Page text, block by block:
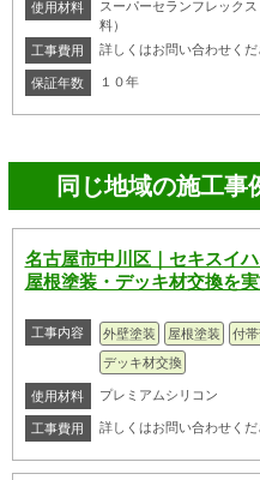
使用材料
スーパーセランフレック
料）
工事費用
詳しくはお問い合わせくだ
保証年数 １０年
同じ地域の施工事
名古屋市中川区｜セキスイ
屋根塗装・デッキ材交換を
工事内容 外壁塗装 屋根塗装
付
デッキ材交換
使用材料 プレミアムシリコン
工事費用 詳しくはお問い合わせくだ